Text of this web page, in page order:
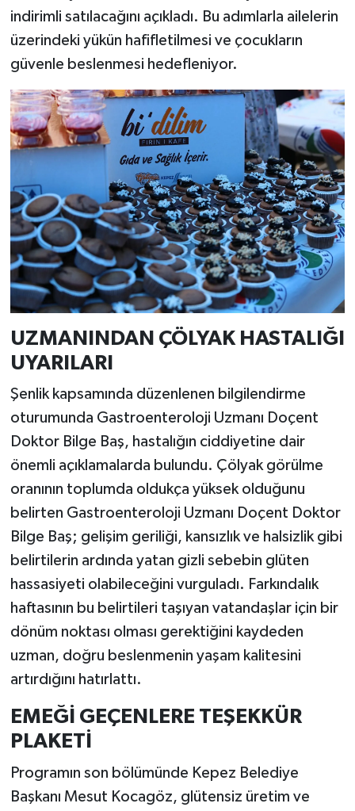
indirimli satılacağını açıkladı. Bu adımlarla ailelerin
üzerindeki yükün hafifletilmesi ve çocukların
güvenle beslenmesi hedefleniyor.
UZMANINDAN ÇÖLYAK HASTALIĞI
UYARILARI
Şenlik kapsamında düzenlenen bilgilendirme
oturumunda Gastroenteroloji Uzmanı Doçent
Doktor Bilge Baş, hastalığın ciddiyetine dair
önemli açıklamalarda bulundu. Çölyak görülme
oranının toplumda oldukça yüksek olduğunu
belirten Gastroenteroloji Uzmanı Doçent Doktor
Bilge Baş; gelişim geriliği, kansızlık ve halsizlik gibi
belirtilerin ardında yatan gizli sebebin glüten
hassasiyeti olabileceğini vurguladı. Farkındalık
haftasının bu belirtileri taşıyan vatandaşlar için bir
dönüm noktası olması gerektiğini kaydeden
uzman, doğru beslenmenin yaşam kalitesini
artırdığını hatırlattı.
EMEĞİ GEÇENLERE TEŞEKKÜR
PLAKETİ
Programın son bölümünde Kepez Belediye
Başkanı Mesut Kocagöz, glütensiz üretim ve